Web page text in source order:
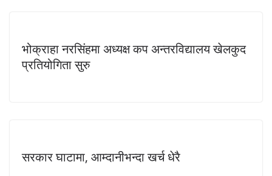
भोक्राहा नरसिंहमा अध्यक्ष कप अन्तरविद्यालय खेलकुद
प्रतियोगिता सुरु
सरकार घाटामा, आम्दानीभन्दा खर्च धेरै